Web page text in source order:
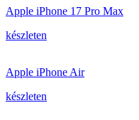
Apple iPhone 17 Pro Max
készleten
Apple iPhone Air
készleten